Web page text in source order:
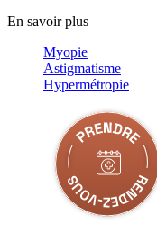
En savoir plus
Myopie
Astigmatisme
Hypermétropie